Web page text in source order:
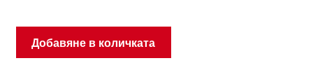
количество
Добавяне в количката